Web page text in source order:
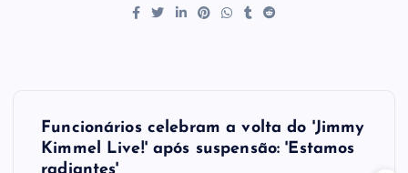
Funcionários celebram a volta do 'Jimmy
Kimmel Live!' após suspensão: 'Estamos
radiantes'